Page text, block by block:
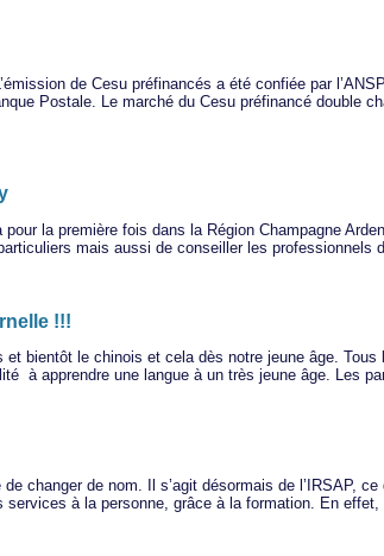
de Cesu préfinancés a été confiée par
Postale. Le marché du Cesu préfinancé double
la première fois dans la Région Champagne
mais aussi de conseiller les
!!!
et bientôt le chinois et cela dès notre jeune âge.
à apprendre une langue à un très jeune âge. Les
changer de nom. Il s’agit désormais de l’IRSAP,
à la personne, grâce à la formation. En